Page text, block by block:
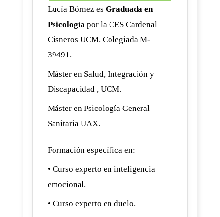
Lucía Bórnez es Graduada en
Psicología por la CES Cardenal
Cisneros UCM. Colegiada M-
39491.
Máster en Salud, Integración y
Discapacidad , UCM.
Máster en Psicología General
Sanitaria UAX.
Formación específica en:
• Curso experto en inteligencia
emocional.
• Curso experto en duelo.